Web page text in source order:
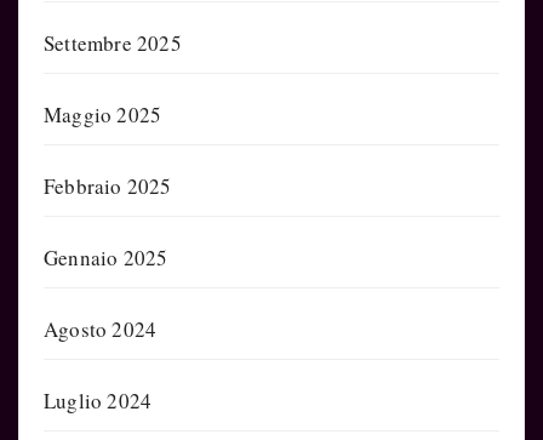
Settembre 2025
Maggio 2025
Febbraio 2025
Gennaio 2025
Agosto 2024
Luglio 2024